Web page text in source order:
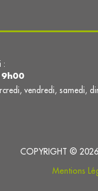
:
vendredi, samedi,
COPYRIGHT ©
Mentions